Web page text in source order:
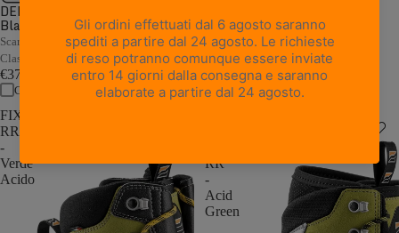
DELIMBER GTX RR BOA -
Black
Scarpone antitaglio da motosega in
Classe 2 con sistema BOA®
€379,00
Confronta
WALD GTX RR - Orange
Scarpone antitaglio da motosega in
Classe 2
€359,00
Confronta
FIXER
RR
-
Verde
Acido
RR
-
Acid
Green